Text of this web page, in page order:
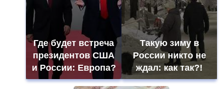
Где будет встреча
президентов США
и России: Европа?
Такую зиму в
России никто не
ждал: как так?!